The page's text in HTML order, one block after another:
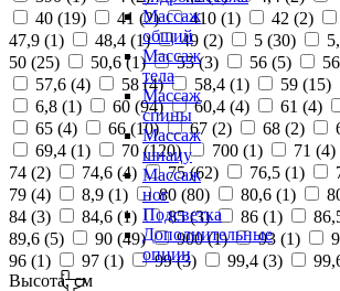
Массаж
общий
Массаж
тела
Массаж
спины
Массаж
шиацу
Массаж
ног
Подсветка
Дополнительные
опции
40 (19) 41 (2) 410 (1) 42 (2)
47,9 (1) 48,4 (1) 49 (2) 5 (30)
50 (25) 50,6 (1) 55 (3) 56 (5)
57,6 (4) 58 (4) 58,4 (1) 59 (15)
6,8 (1) 60 (94) 60,4 (4) 61 (4)
65 (4) 66 (10) 67 (2) 68 (2)
69,4 (1) 70 (120) 700 (1) 71 (4)
74 (2) 74,6 (4) 75 (62) 76,5 (1)
79 (4) 8,9 (1) 80 (80) 80,6 (1)
84 (3) 84,6 (1) 85 (3) 86 (1)
89,6 (5) 90 (49) 900 (1) 93 (1)
96 (1) 97 (1) 99 (3) 99,4 (3)
Высота, см